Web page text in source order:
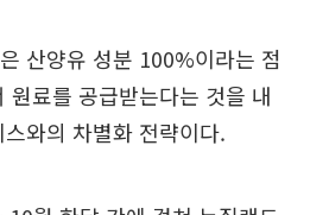
산양유 성분 100%이라는 점
원료를 공급받는다는 것을 내
와의 차별화 전략이다.